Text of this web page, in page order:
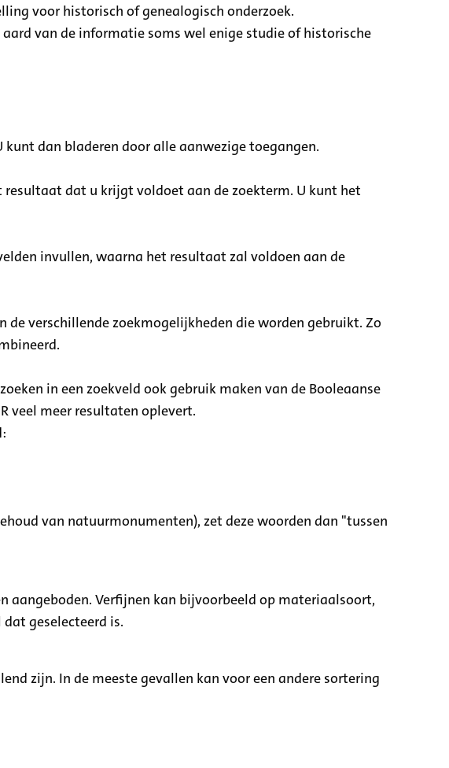
voor historisch of genealogisch onderzoek.
van de informatie soms wel enige studie of historische
dan bladeren door alle aanwezige toegangen.
dat u krijgt voldoet aan de zoekterm. U kunt het
invullen, waarna het resultaat zal voldoen aan de
verschillende zoekmogelijkheden die worden gebruikt. Zo
in een zoekveld ook gebruik maken van de Booleaanse
veel meer resultaten oplevert.
van natuurmonumenten), zet deze woorden dan "tussen
Verfijnen kan bijvoorbeeld op materiaalsoort,
geselecteerd is.
zijn. In de meeste gevallen kan voor een andere sortering